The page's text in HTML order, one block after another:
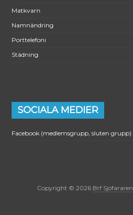
Matkvarn
Namnändring
Porttelefoni
Städning
SOCIALA MEDIER
Facebook (medlemsgrupp, sluten grupp)
Copyright © 2026 Brf Sjöfararen